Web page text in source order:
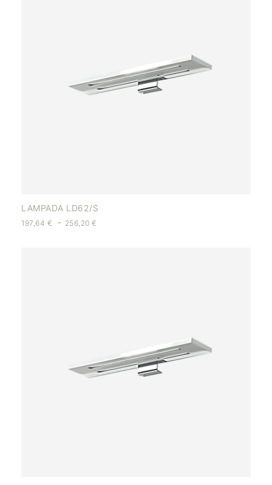
LAMPADA LD62/S
197,64 € - 256,20€